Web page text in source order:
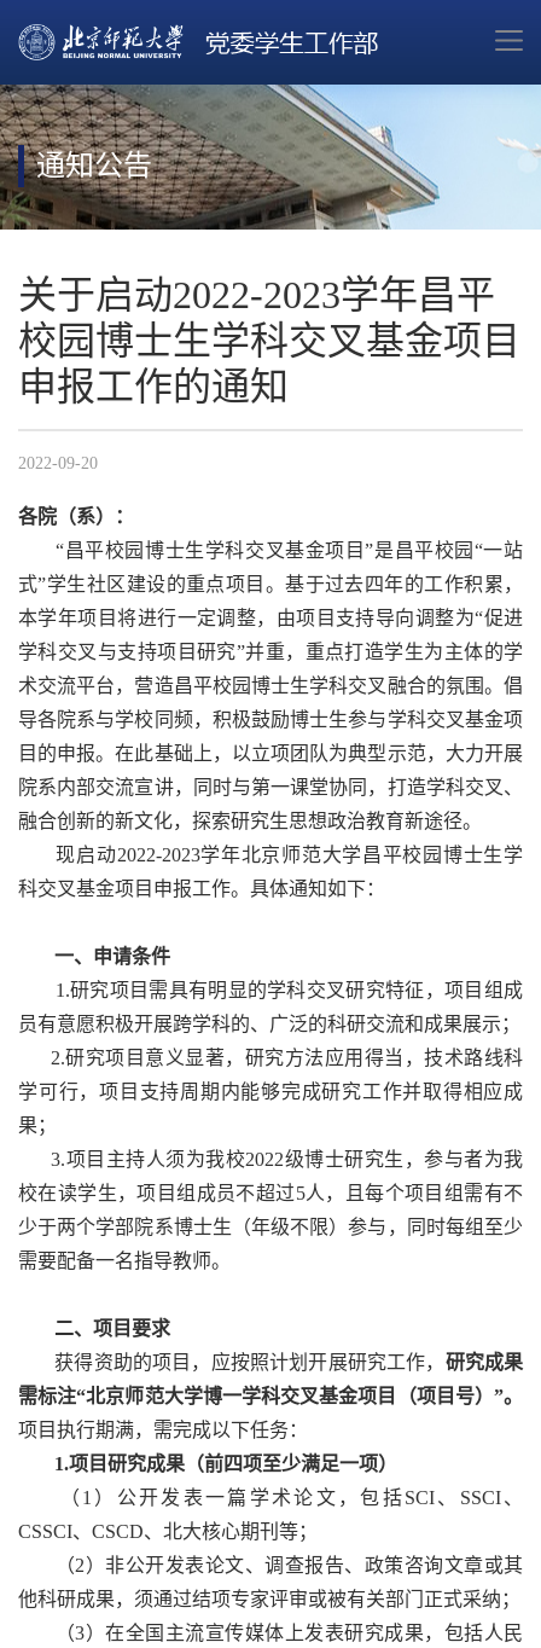
通知公告
关于启动2022-2023学年昌平
校园博士生学科交叉基金项目
申报工作的通知
2022-09-20
各院（系）：
“昌平校园博士生学科交叉基金项目”是昌平校园“一站
式”学生社区建设的重点项目。基于过去四年的工作积累，
本学年项目将进行一定调整，由项目支持导向调整为“促进
学科交叉与支持项目研究”并重，重点打造学生为主体的学
术交流平台，营造昌平校园博士生学科交叉融合的氛围。倡
导各院系与学校同频，积极鼓励博士生参与学科交叉基金项
目的申报。在此基础上，以立项团队为典型示范，大力开展
院系内部交流宣讲，同时与第一课堂协同，打造学科交叉、
融合创新的新文化，探索研究生思想政治教育新途径。
现启动2022-2023学年北京师范大学昌平校园博士生学
科交叉基金项目申报工作。具体通知如下：
一、申请条件
1.研究项目需具有明显的学科交叉研究特征，项目组成
员有意愿积极开展跨学科的、广泛的科研交流和成果展示；
2.研究项目意义显著，研究方法应用得当，技术路线科
学可行，项目支持周期内能够完成研究工作并取得相应成
果；
3.项目主持人须为我校2022级博士研究生，参与者为我
校在读学生，项目组成员不超过5人，且每个项目组需有不
少于两个学部院系博士生（年级不限）参与，同时每组至少
需要配备一名指导教师。
二、项目要求
获得资助的项目，应按照计划开展研究工作， 研究成果
需标注“北京师范大学博一学科交叉基金项目（项目号）”。
项目执行期满，需完成以下任务：
1.项目研究成果（前四项至少满足一项）
（1）公开发表一篇学术论文，包括SCI、SSCI、
CSSCI、CSCD、北大核心期刊等；
（2）非公开发表论文、调查报告、政策咨询文章或其
他科研成果，须通过结项专家评审或被有关部门正式采纳；
（3）在全国主流宣传媒体上发表研究成果，包括人民